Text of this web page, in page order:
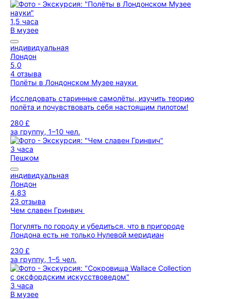
1,5 часа
В музее
индивидуальная
Лондон
5,0
4 отзыва
Полёты в Лондонском Музее науки
Исследовать старинные самолёты, изучить теорию
полёта и почувствовать себя настоящим пилотом!
280 £
за группу, 1–10 чел.
3 часа
Пешком
индивидуальная
Лондон
4,83
23 отзыва
Чем славен Гринвич
Погулять по городу и убедиться, что в пригороде
Лондона есть не только Нулевой меридиан
230 £
за группу, 1–5 чел.
3 часа
В музее